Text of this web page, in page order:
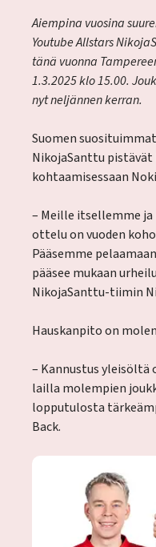
Aiempina vuosina
Youtube Allstars
tänä vuonna
1.3.2025 klo 15.00.
nyt neljännen kerran.
Suomen
NikojaSanttu
kohtaamisessaan
– Meille itsellemme
ottelu on vuoden
Pääsemme
pääsee mukaan
NikojaSanttu-tiimin
Hauskanpito on
– Kannustus yleisöltä
lailla molempien
lopputulosta
Back.